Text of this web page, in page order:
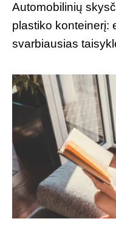
Automobilinių
plastiko konteinerį:
svarbiausias